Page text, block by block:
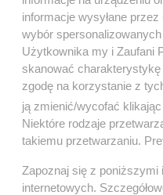
PiS
informacje wysyłane
wybór
Użytkownika my i Zaufani
skanować
zgodę na korzystanie z
ją zmienić/wycofać
Niektóre rodzaje
takiemu przetwarzaniu.
Zapoznaj się z
internetowych.